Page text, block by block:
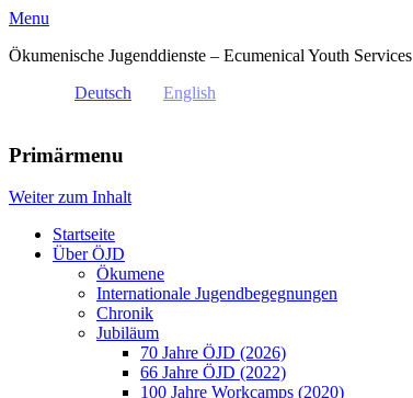
Menu
Ökumenische Jugenddienste – Ecumenical Youth Services
Deutsch
English
Primärmenu
Weiter zum Inhalt
Startseite
Über ÖJD
Ökumene
Internationale Jugendbegegnungen
Chronik
Jubiläum
70 Jahre ÖJD (2026)
66 Jahre ÖJD (2022)
100 Jahre Workcamps (2020)